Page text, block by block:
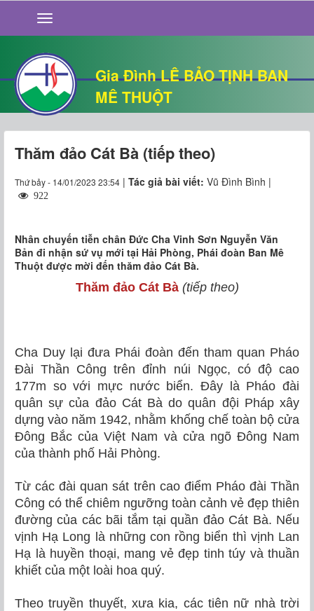
Gia Đình LÊ BẢO TỊNH BAN
MÊ THUỘT
GIỚI THIỆU
TIN TỨC
SỐNG ĐẠO
CHUYỆN NHÀ
QUÁN VĂN
THƯ GIÃN
Thăm đảo Cát Bà (tiếp theo)
Thứ bảy - 14/01/2023 23:54 | Tác giả bài viết: Vũ Đình Bình |
922
Nhân chuyến tiễn chân Đức Cha Vinh Sơn Nguyễn Văn
Bản đi nhận sứ vụ mới tại Hải Phòng, Phái đoàn Ban Mê
Thuột được mời đến thăm đảo Cát Bà.
Thăm đảo Cát Bà (tiếp theo)
Cha Duy lại đưa Phái đoàn đến tham quan Pháo
Đài Thần Công trên đỉnh núi Ngọc, có độ cao
177m so với mực nước biển. Đây là Pháo đài
quân sự của đảo Cát Bà do quân đội Pháp xây
dựng vào năm 1942, nhằm khống chế toàn bộ cửa
Đông Bắc của Việt Nam và cửa ngõ Đông Nam
của thành phố Hải Phòng.
Từ các đài quan sát trên cao điểm Pháo đài Thần
Công có thể chiêm ngưỡng toàn cảnh vẻ đẹp thiên
đường của các bãi tắm tại quần đảo Cát Bà. Nếu
vịnh Hạ Long là những con rồng biển thì vịnh Lan
Hạ là huyền thoại, mang vẻ đẹp tinh túy và thuần
khiết của một loài hoa quý.
Theo truyền thuyết, xưa kia, các tiên nữ nhà trời